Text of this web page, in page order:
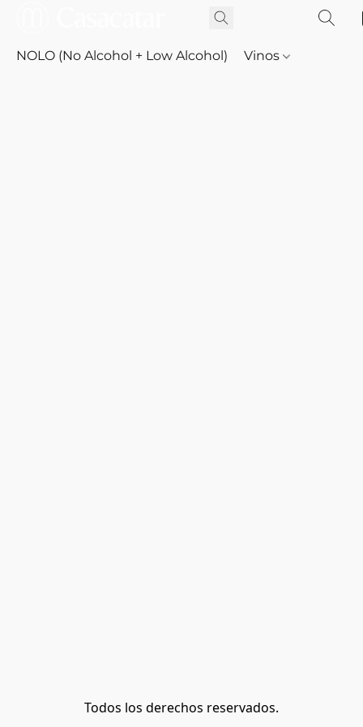
NOLO (No Alcohol + Low Alcohol) Vinos
Todos los derechos reservados.